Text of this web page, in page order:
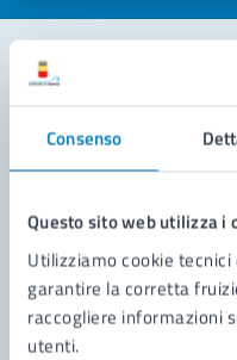
Consenso
Questo sito web utilizza i
Utilizziamo cookie
garantire la corretta
raccogliere informazioni
utenti.
Leggi le domande
Richiedi assistenza
Prenota
Problemi in città